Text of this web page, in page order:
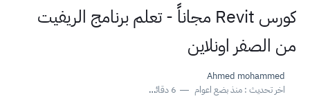
كورس Revit مجاناً - تعلم برنامج الريفيت
من الصفر اونلاين
Ahmed mohammed
اخر تحديث :منذ بضع اعوام 6 دقائق للقراءة